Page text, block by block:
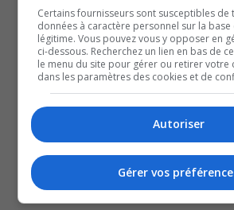
De ce nombre, 3 sont aux soins
Le CISSS de l’Outaouais précise que
au 3e niveau de délestage à l’heure
Il ajoute que les impacts se font sentir
externes et au niveau des blocs
71%.
SOUTENIR NOS MÉDIAS, C’EST
CULTURE ET NOTRE
Certains fournisseurs sont susceptibles de
données à caractère personnel sur la
légitime. Vous pouvez vous y opposer en
ci-dessous. Recherchez un lien en bas de
le menu du site pour gérer ou retirer votre
dans les paramètres des cookies et de
Autoriser
Gérer vos